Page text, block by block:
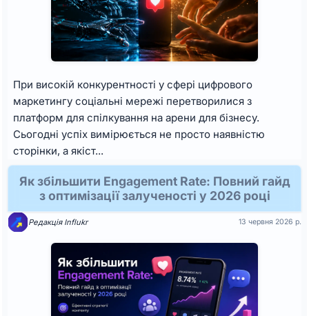
При високій конкурентності у сфері цифрового
маркетингу соціальні мережі перетворилися з
платформ для спілкування на арени для бізнесу.
Сьогодні успіх вимірюється не просто наявністю
сторінки, а якіст...
Як збільшити Engagement Rate: Повний гайд
з оптимізації залученості у 2026 році
Редакція Influkr 13 червня 2026 р.